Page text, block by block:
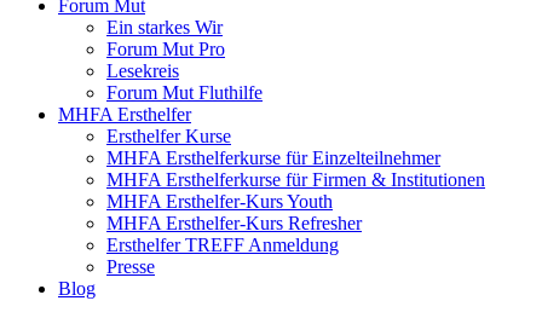
Forum Mut
Ein starkes Wir
Forum Mut Pro
Lesekreis
Forum Mut Fluthilfe
MHFA Ersthelfer
Ersthelfer Kurse
MHFA Ersthelferkurse für Einzelteilnehmer
MHFA Ersthelferkurse für Firmen & Institutionen
MHFA Ersthelfer-Kurs Youth
MHFA Ersthelfer-Kurs Refresher
Ersthelfer TREFF Anmeldung
Presse
Blog